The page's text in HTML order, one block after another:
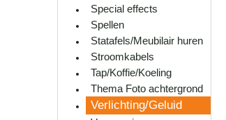
Special effects
Spellen
Statafels/Meubilair huren
Stroomkabels
Tap/Koffie/Koeling
Thema Foto achtergrond
Verlichting/Geluid